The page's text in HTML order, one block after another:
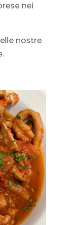
nei
nostre